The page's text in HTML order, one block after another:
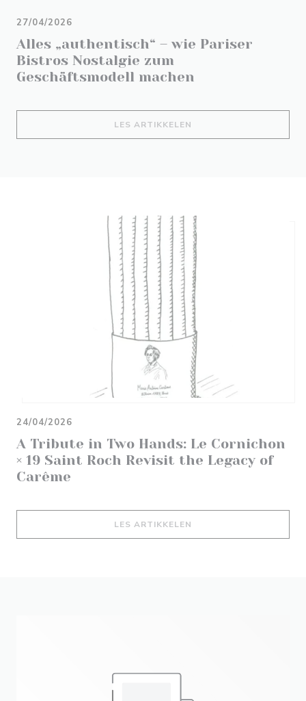
Alles „authentisch“ – wie Pariser
Bistros Nostalgie zum
Geschäftsmodell machen
27/04/2026
LES ARTIKKELEN
A Tribute in Two Hands: Le Cornichon
× 19 Saint Roch Revisit the Legacy of
Carême
24/04/2026
LES ARTIKKELEN